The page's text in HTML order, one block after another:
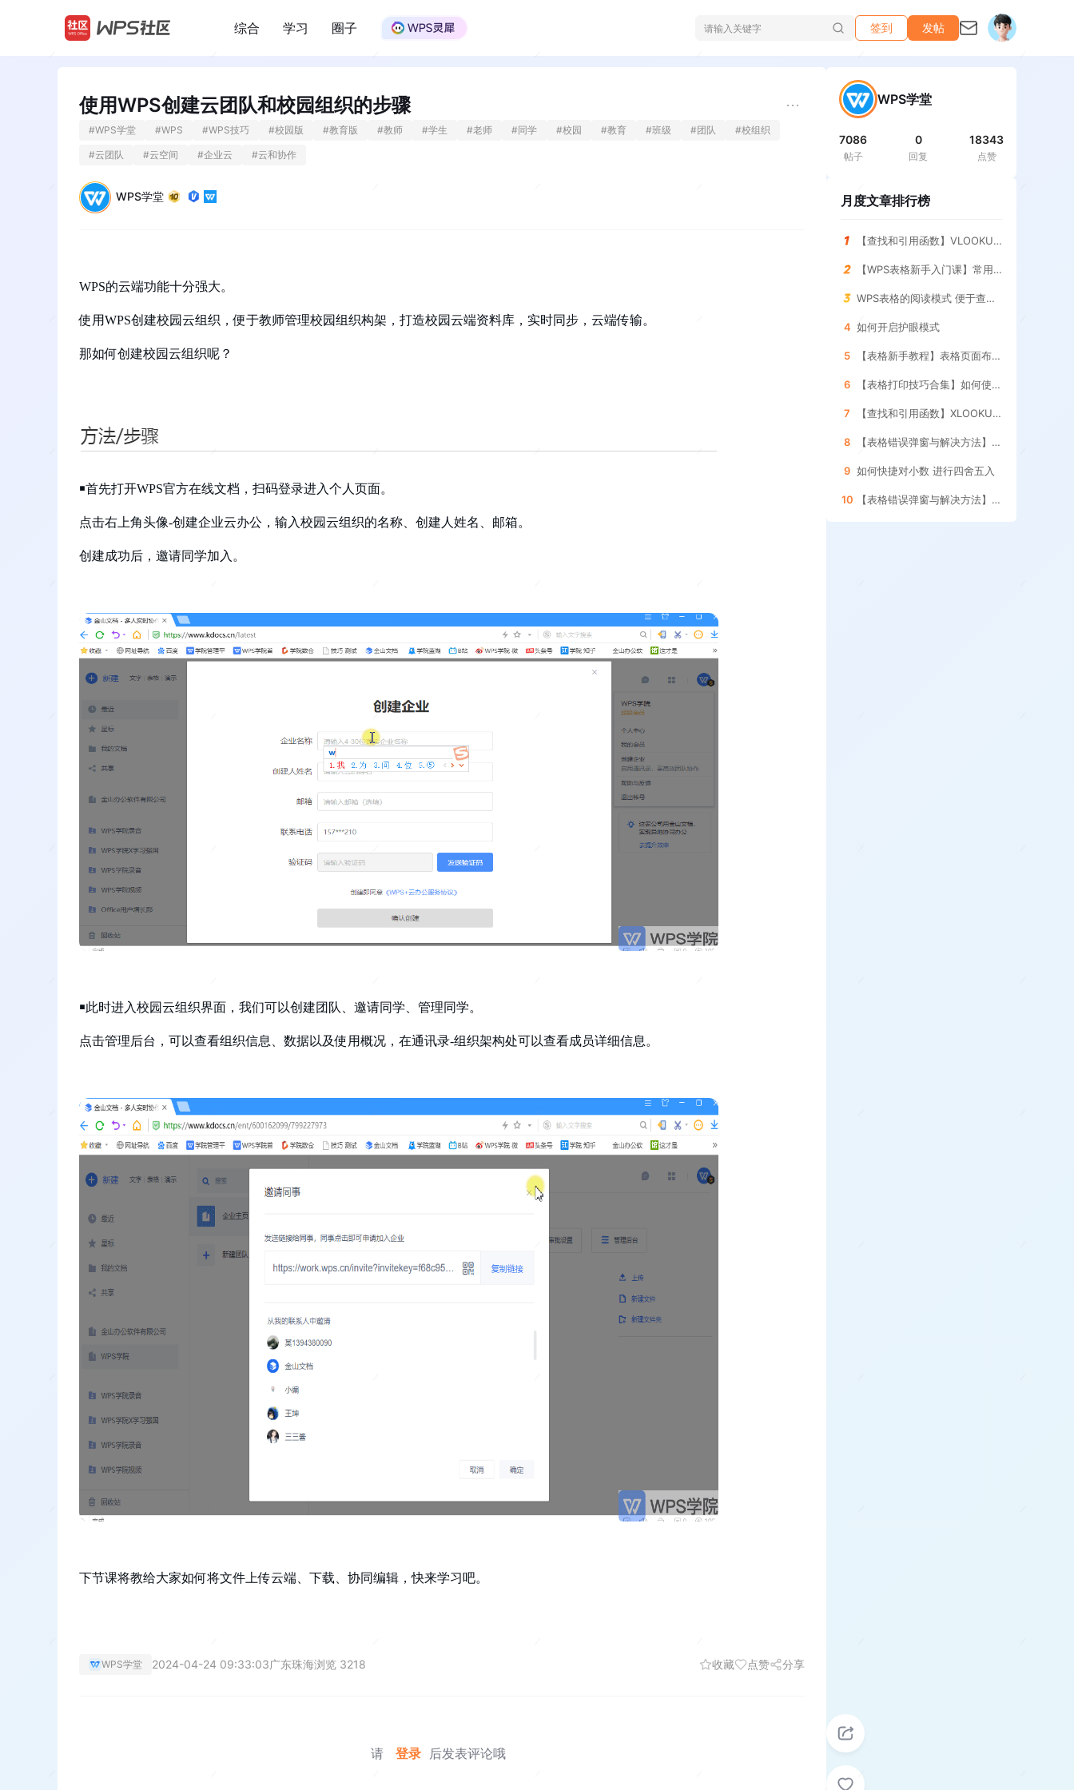
/
综合 学习 圈子 签到 发帖
使用WPS创建云团队和校园组织的步骤
#WPS学堂 #WPS #WPS技巧 #校园版 #教育版 #教师 #学生 #老师 #同学 #校园 #教育 #班级 #团队 #校组织
#云团队 #云空间 #企业云 #云和协作
WPS学堂
WPS的云端功能十分强大。
使用WPS创建校园云组织，便于教师管理校园组织构架，打造校园云端资料库，实时同步，云端传输。
那如何创建校园云组织呢？
￭首先打开WPS官方在线文档，扫码登录进入个人页面。
点击右上角头像-创建企业云办公，输入校园云组织的名称、创建人姓名、邮箱。
创建成功后，邀请同学加入。
￭此时进入校园云组织界面，我们可以创建团队、邀请同学、管理同学。
点击管理后台，可以查看组织信息、数据以及使用概况，在通讯录-组织架构处可以查看成员详细信息。
下节课将教给大家如何将文件上传云端、下载、协同编辑，快来学习吧。
WPS学堂 2024-04-24 09:33:03广东珠海浏览 3218 收藏 点赞 分享
请 登录 后发表评论哦
WPS学堂
7086
帖子
0
回复
18343
点赞
月度文章排行榜
【查找和引用函数】VLOOKUP函数 查询指定条件的结果
【WPS表格新手入门课】常用求和函数 SUM函数
WPS表格的阅读模式 便于查找表格
4 如何开启护眼模式
5 【表格新手教程】表格页面布局 调整与设置
6 【表格打印技巧合集】如何使用表格的 分页预览功能
7 【查找和引用函数】XLOOKUP函数的 使用方法
8 【表格错误弹窗与解决方法】如何处理引用其它表格 数据更新的提示框
9 如何快捷对小数 进行四舍五入
10 【表格错误弹窗与解决方法】如何删除表格内的 空格和空白字符